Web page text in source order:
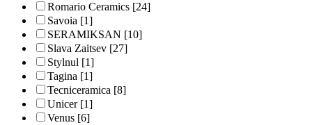
Romario Ceramics [24]
Savoia [1]
SERAMIKSAN [10]
Slava Zaitsev [27]
Stylnul [1]
Tagina [1]
Tecniceramica [8]
Unicer[1]
Venus [6]